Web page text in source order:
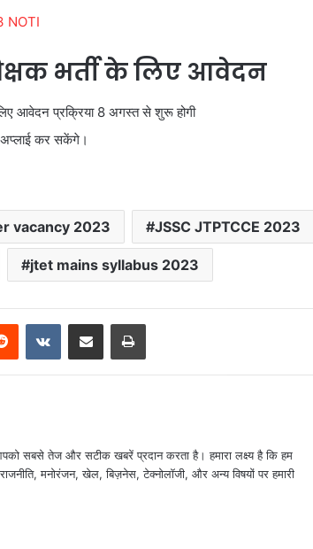
NOTI
भर्ती के लिए आवेदन
लिए आवेदन प्रक्रिया 8 अगस्त से शुरू होगी
अप्लाई कर सकेंगे।
vacancy 2023 JSSC JTPTCCE 2023
jtet mains syllabus 2023
Reddit VKontakteShare via Email Print
सबसे तेज और सटीक खबरें प्रदान करता है। हमारा लक्ष्य है कि हम
मनोरंजन, खेल, बिज़नेस, टेक्नोलॉजी, और अन्य विषयों पर हमारी